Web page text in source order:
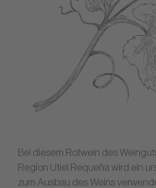
Bei diesem Rotwein des
Region Utiel Requeña wird ein
zum Ausbau des Weins